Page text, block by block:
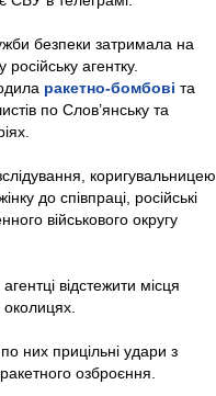
безпеки затримала на
агентку.
ракетно-бомбові та
по Слов’янську та
коригувальницею
до співпраці, російські
військового округу
відстежити місця
них прицільні удари з
озброєння.